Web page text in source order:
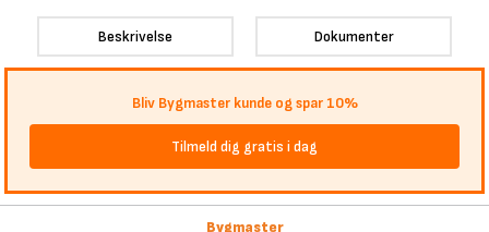
Beskrivelse Dokumenter
Bliv Bygmaster kunde og spar 10%
Tilmeld dig gratis i dag
Bygmaster